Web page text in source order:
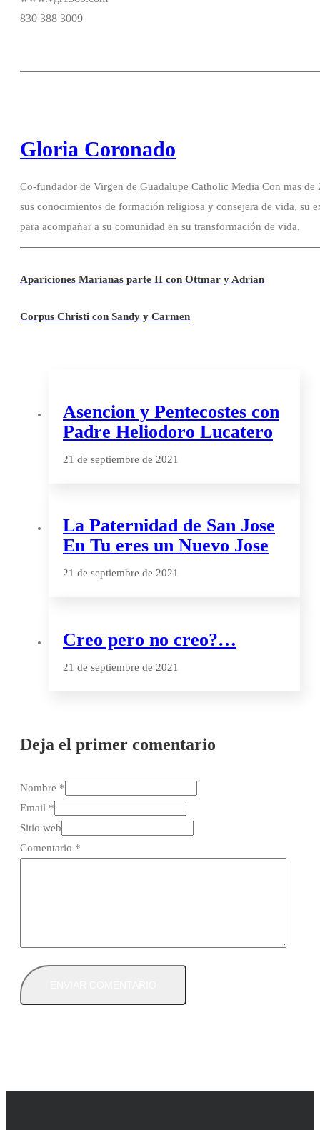
830 388 3009
Gloria Coronado
Co-fundador de Virgen de Guadalupe Catholic Media Con mas
sus conocimientos de formación religiosa y consejera de vida, su
para acompañar a su comunidad en su transformación de vida.
Apariciones Marianas parte II con Ottmar y Adrian
Corpus Christi con Sandy y Carmen
Asencion y Pentecostes con
Padre Heliodoro Lucatero
21 de septiembre de 2021
La Paternidad de San Jose
En Tu eres un Nuevo Jose
21 de septiembre de 2021
Creo pero no creo?…
21 de septiembre de 2021
Deja el primer comentario
Nombre *
Email *
Sitio web
Comentario *